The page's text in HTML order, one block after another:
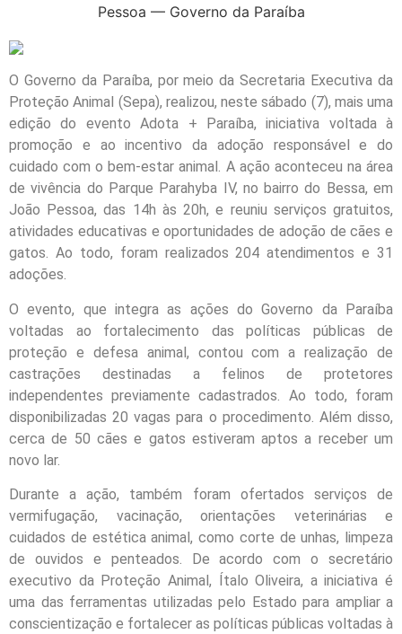
O Governo da Paraíba, por meio da Secretaria Executiva da
Proteção Animal (Sepa), realizou, neste sábado (7), mais uma
edição do evento Adota + Paraíba, iniciativa voltada à
promoção e ao incentivo da adoção responsável e do
cuidado com o bem-estar animal. A ação aconteceu na área
de vivência do Parque Parahyba IV, no bairro do Bessa, em
João Pessoa, das 14h às 20h, e reuniu serviços gratuitos,
atividades educativas e oportunidades de adoção de cães e
gatos. Ao todo, foram realizados 204 atendimentos e 31
adoções.
O evento, que integra as ações do Governo da Paraíba
voltadas ao fortalecimento das políticas públicas de
proteção e defesa animal, contou com a realização de
castrações destinadas a felinos de protetores
independentes previamente cadastrados. Ao todo, foram
disponibilizadas 20 vagas para o procedimento. Além disso,
cerca de 50 cães e gatos estiveram aptos a receber um
novo lar.
Durante a ação, também foram ofertados serviços de
vermifugação, vacinação, orientações veterinárias e
cuidados de estética animal, como corte de unhas, limpeza
de ouvidos e penteados. De acordo com o secretário
executivo da Proteção Animal, Ítalo Oliveira, a iniciativa é
uma das ferramentas utilizadas pelo Estado para ampliar a
conscientização e fortalecer as políticas públicas voltadas à